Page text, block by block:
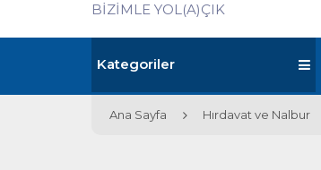
BİZİMLE YOL(A)ÇIK
Kategoriler
Ana Sayfa Hırdavat ve Nalbur